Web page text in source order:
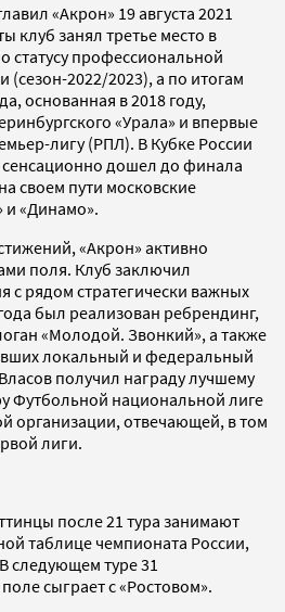
«Акрон» 19 августа 2021
клуб занял третье место в
статусу профессиональной
(сезон-2022/2023), а по итогам
основанная в 2018 году,
«Урала» и впервые
лигу (РПЛ). В Кубке России
сенсационно дошел до финала
своем пути московские
и «Динамо».
«Акрон» активно
поля. Клуб заключил
с рядом стратегически важных
был реализован ребрендинг,
«Молодой. Звонкий», а также
локальный и федеральный
получил награду лучшему
Футбольной национальной лиге
организации, отвечающей, в том
лиги.
после 21 тура занимают
таблице чемпионата России,
следующем туре 31
сыграет с «Ростовом».